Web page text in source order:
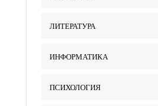
ЛИТЕРАТУРА
ИНФОРМАТИКА
ПСИХОЛОГИЯ